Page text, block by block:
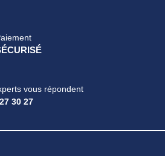
vous répondent
30 27